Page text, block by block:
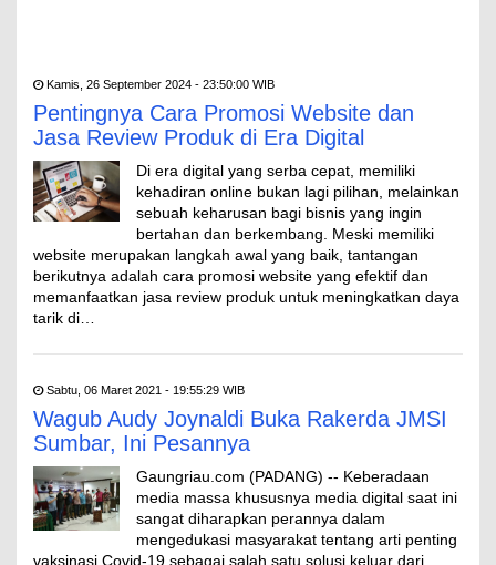
Kamis, 26 September 2024 - 23:50:00 WIB
Pentingnya Cara Promosi Website dan
Jasa Review Produk di Era Digital
Di era digital yang serba cepat, memiliki
kehadiran online bukan lagi pilihan, melainkan
sebuah keharusan bagi bisnis yang ingin
bertahan dan berkembang. Meski memiliki
website merupakan langkah awal yang baik, tantangan
berikutnya adalah cara promosi website yang efektif dan
memanfaatkan jasa review produk untuk meningkatkan daya
tarik di…
Sabtu, 06 Maret 2021 - 19:55:29 WIB
Wagub Audy Joynaldi Buka Rakerda JMSI
Sumbar, Ini Pesannya
Gaungriau.com (PADANG) -- Keberadaan
media massa khususnya media digital saat ini
sangat diharapkan perannya dalam
mengedukasi masyarakat tentang arti penting
vaksinasi Covid-19 sebagai salah satu solusi keluar dari